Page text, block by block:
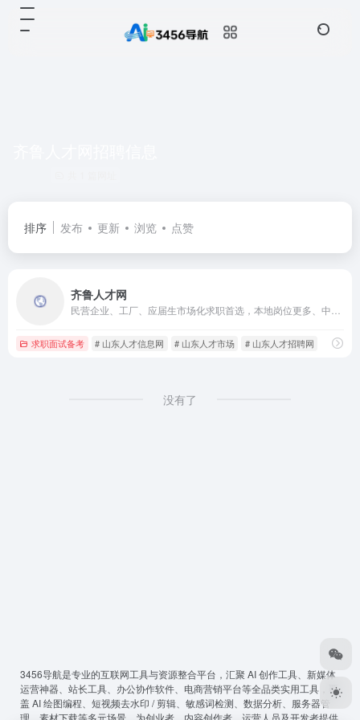
排序 发布 更新 浏览 点赞
齐鲁人才网
求职面试备考 # 山东人才信息网 # 山东人才市场 # 山东人才招聘网
没有了
3456导航是专业的互联网工具与资源整合平台，汇聚 AI 创作工具、新媒体
运营神器、站长工具、办公协作软件、电商营销平台等全品类实用工具，覆
盖 AI 绘图编程、短视频去水印 / 剪辑、敏感词检测、数据分析、服务器管
理、素材下载等多元场景，为创业者、内容创作者、运营人员及开发者提供